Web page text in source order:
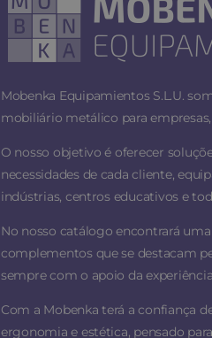
Mobenka Equipamientos S.L.U.
mobiliário metálico para
O nosso objetivo é oferecer
necessidades de cada cliente,
indústrias, centros educativos e
No nosso catálogo encontrará
complementos que se destacam
sempre com o apoio da
Com a Mobenka terá a confiança
ergonomia e estética, pensado